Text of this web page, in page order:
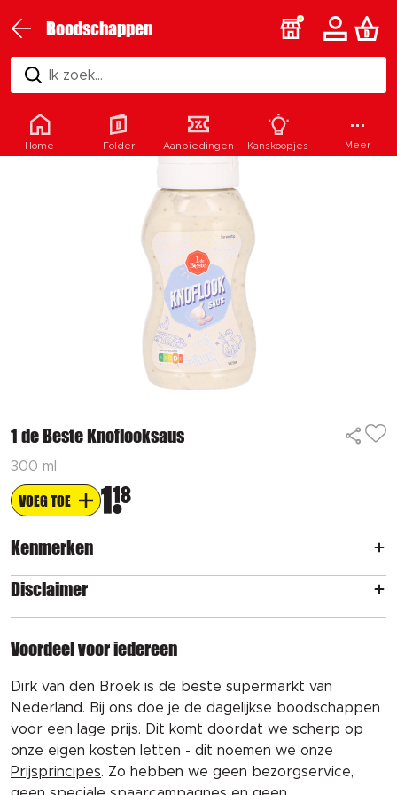
Boodschappen
Ik zoek...
1 de Beste Knoflooksaus
300 ml
VOEG TOE 1 18
Kenmerken
Disclaimer
Voordeel voor iedereen
Dirk van den Broek is de beste supermarkt van
Nederland. Bij ons doe je de dagelijkse boodschappen
voor een lage prijs. Dit komt doordat we scherp op
onze eigen kosten letten - dit noemen we onze
Prijsprincipes. Zo hebben we geen bezorgservice,
Home Folder Aanbiedingen Kanskoopjes Meer